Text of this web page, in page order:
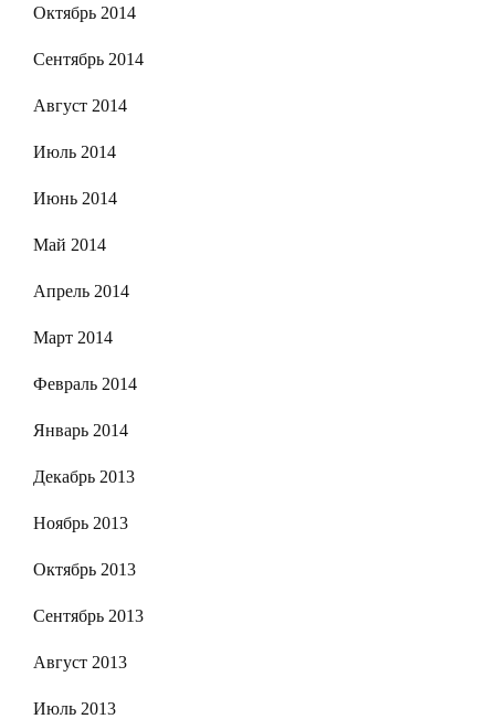
Октябрь 2014
Сентябрь 2014
Август 2014
Июль 2014
Июнь 2014
Май 2014
Апрель 2014
Март 2014
Февраль 2014
Январь 2014
Декабрь 2013
Ноябрь 2013
Октябрь 2013
Сентябрь 2013
Август 2013
Июль 2013